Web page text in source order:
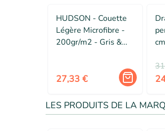
HUDSON - Couette
Légère Microfibre -
200gr/m2 - Gris &
27,33 €
LES PRODUITS DE LA